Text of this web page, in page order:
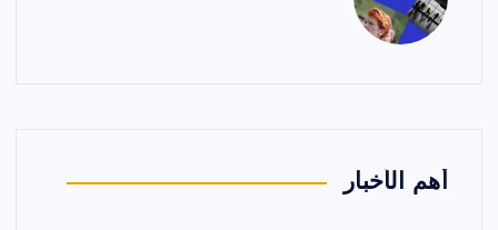
أهم الأخبار